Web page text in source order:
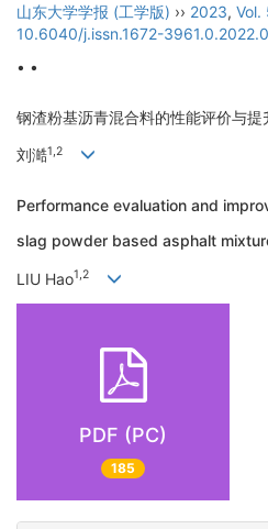
山东大学学报 (工学版) ›› 2023, Vol.
10.6040/j.issn.1672-
• •
钢渣粉基沥青混合料的性能评价与提
刘澔1,2
Performance evaluation and
slag powder based asphalt
LIU Hao1,2
PDF (PC)
185